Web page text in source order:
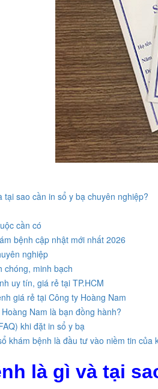
tại sao cần in sổ y bạ chuyên nghiệp?
cần có
bệnh cập nhật mới nhất 2026
nghiệp
chóng, minh bạch
uy tín, giá rẻ tại TP.HCM
giá rẻ tại Công ty Hoàng Nam
Nam là bạn đồng hành?
khi đặt in sổ y bạ
khám bệnh là đầu tư vào niềm tin của
là gì và tại